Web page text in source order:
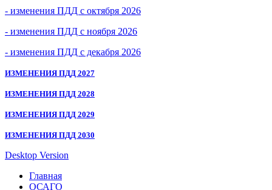
- изменения ПДД с октября 2026
- изменения ПДД с ноября 2026
- изменения ПДД с декабря 2026
ИЗМЕНЕНИЯ ПДД 2027
ИЗМЕНЕНИЯ ПДД 2028
ИЗМЕНЕНИЯ ПДД 2029
ИЗМЕНЕНИЯ ПДД 2030
Desktop Version
Главная
ОСАГО